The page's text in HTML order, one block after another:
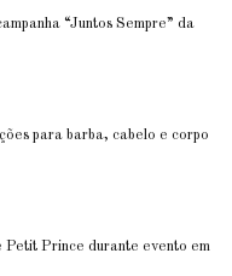
“Juntos Sempre” da
para barba, cabelo e corpo
Prince durante evento em